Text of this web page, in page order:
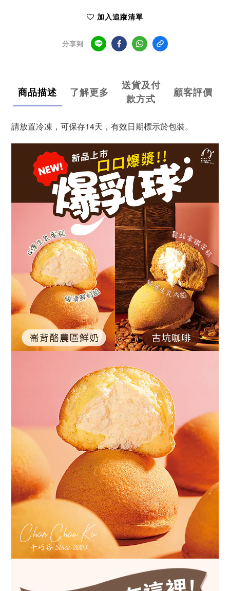
加入追蹤清單
分享到
商品描述 了解更多
送貨及付
款方式
顧客評價
請放置冷凍，可保存14天，有效日期標示於包裝。